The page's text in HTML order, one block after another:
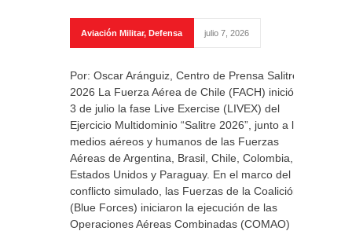
Aviación Militar, Defensa julio 7, 2026
Por: Oscar Aránguiz, Centro de Prensa Salitre
2026 La Fuerza Aérea de Chile (FACH) inició el
3 de julio la fase Live Exercise (LIVEX) del
Ejercicio Multidominio “Salitre 2026”, junto a los
medios aéreos y humanos de las Fuerzas
Aéreas de Argentina, Brasil, Chile, Colombia,
Estados Unidos y Paraguay. En el marco del
conflicto simulado, las Fuerzas de la Coalición
(Blue Forces) iniciaron la ejecución de las
Operaciones Aéreas Combinadas (COMAO)